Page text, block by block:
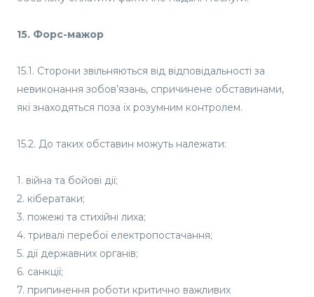
15. Форс-мажор
15.1. Сторони звільняються від відповідальності за
невиконання зобов’язань, спричинене обставинами,
які знаходяться поза їх розумним контролем.
15.2. До таких обставин можуть належати:
1. війна та бойові дії;
2. кібератаки;
3. пожежі та стихійні лиха;
4. тривалі перебої електропостачання;
5. дії державних органів;
6. санкції;
7. припинення роботи критично важливих